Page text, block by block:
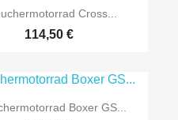
 VorschauCross...
114,50 €
 VorschauBoxer GS...